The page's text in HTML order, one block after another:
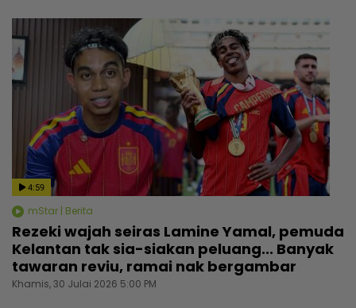
4:59
mStar | Berita
Rezeki wajah seiras Lamine Yamal, pemuda
Kelantan tak sia-siakan peluang... Banyak
tawaran reviu, ramai nak bergambar
Khamis, 30 Julai 2026 5:00 PM